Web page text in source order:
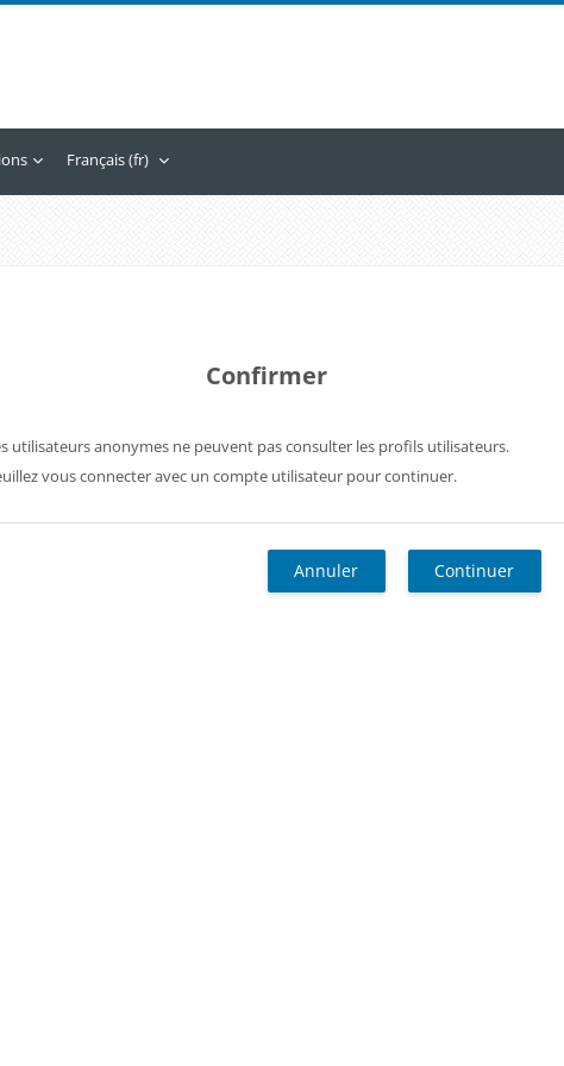
Français ‎(fr)‎
Confirmer
utilisateurs anonymes ne peuvent pas consulter les profils utilisateurs.
vous connecter avec un compte utilisateur pour continuer.
Annuler Continuer